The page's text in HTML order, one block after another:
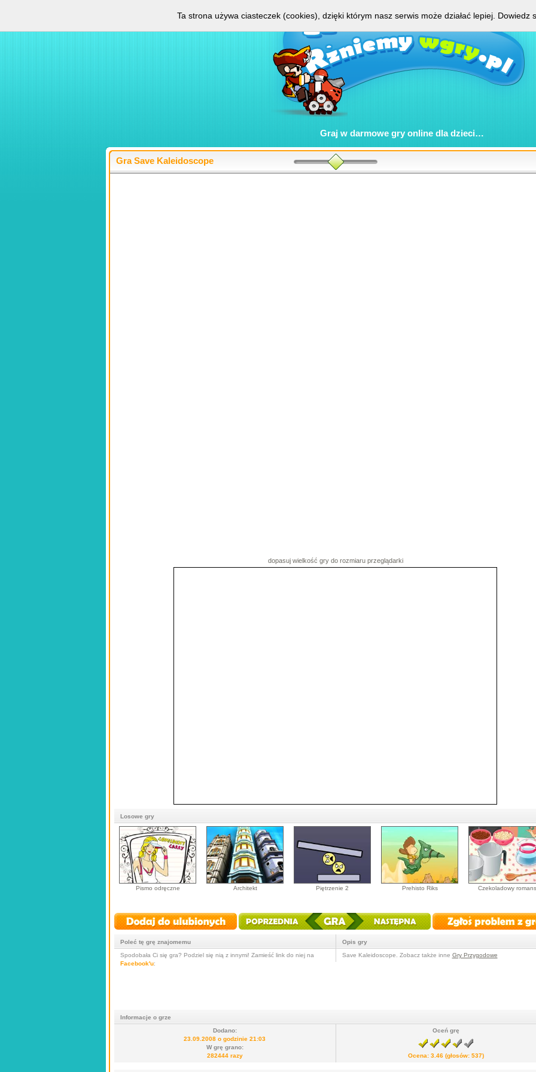
Graj w darmowe gry online dla dzieci…
Gra Save Kaleidoscope
dopasuj wielkość gry do rozmiaru przeglądarki
Losowe gry
Pismo odręczne Architekt Piętrzenie 2 Prehisto Riks Czekoladowy romans
Poleć tę grę znajomemu
Spodobała Ci się gra? Podziel się nią z innymi! Zamieść link do niej na
Facebook'u:
Opis gry
Save Kaleidoscope. Zobacz także inne Gry Przygodowe
Informacje o grze
Dodano:
23.09.2008 o godzinie 21:03
W grę grano:
282444 razy
Oceń grę
Ocena: 3.46 (głosów: 537)
Ta strona używa ciasteczek (cookies), dzięki którym nasz serwis może działać lepiej. Dowiedz